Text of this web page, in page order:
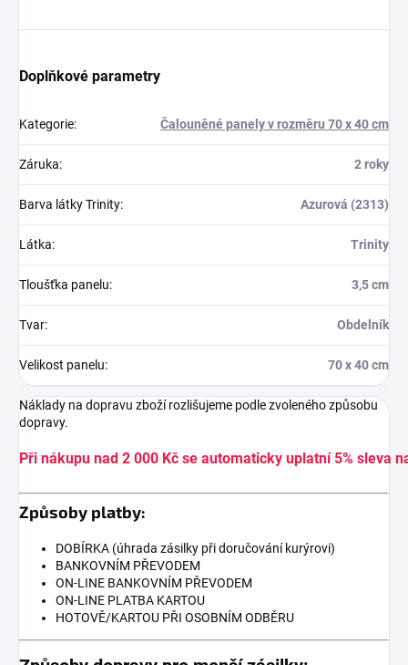
Doplňkové parametry
Kategorie: Čalouněné panely v rozměru 70 x 40 cm
Záruka: 2 roky
Barva látky Trinity: Azurová (2313)
Látka: Trinity
Tloušťka panelu: 3,5 cm
Tvar: Obdelník
Velikost panelu: 70 x 40 cm
Náklady na dopravu zboží rozlišujeme podle zvoleného způsobu
dopravy.
Při nákupu nad 2 000 Kč se automaticky uplatní 5% sleva
Způsoby platby:
DOBÍRKA (úhrada zásilky při doručování kurýrovi)
BANKOVNÍM PŘEVODEM
ON-LINE BANKOVNÍM PŘEVODEM
ON-LINE PLATBA KARTOU
HOTOVĚ/KARTOU PŘI OSOBNÍM ODBĚRU